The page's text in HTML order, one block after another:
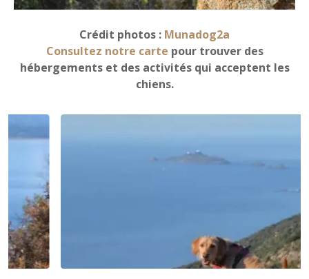
Crédit photos : Munadog2a
Consultez notre carte pour trouver des
hébergements et des activités qui acceptent les
chiens.